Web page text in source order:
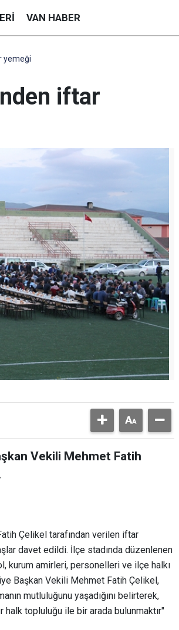
VAN HABER
yemeği
iftar
Vekili Mehmet Fatih
Çelikel tarafından verilen iftar
davet edildi. İlçe stadında düzenlenen
kurum amirleri, personelleri ve ilçe halkı
Başkan Vekili Mehmet Fatih Çelikel,
mutluluğunu yaşadığını belirterek,
halk topluluğu ile bir arada bulunmaktır"